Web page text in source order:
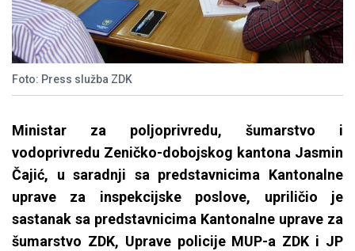
Foto: Press služba ZDK
Ministar za poljoprivredu, šumarstvo i
vodoprivredu Zeničko-dobojskog kantona Jasmin
Čajić, u saradnji sa predstavnicima Kantonalne
uprave za inspekcijske poslove, upriličio je
sastanak sa predstavnicima Kantonalne uprave za
šumarstvo ZDK, Uprave policije MUP-a ZDK i JP